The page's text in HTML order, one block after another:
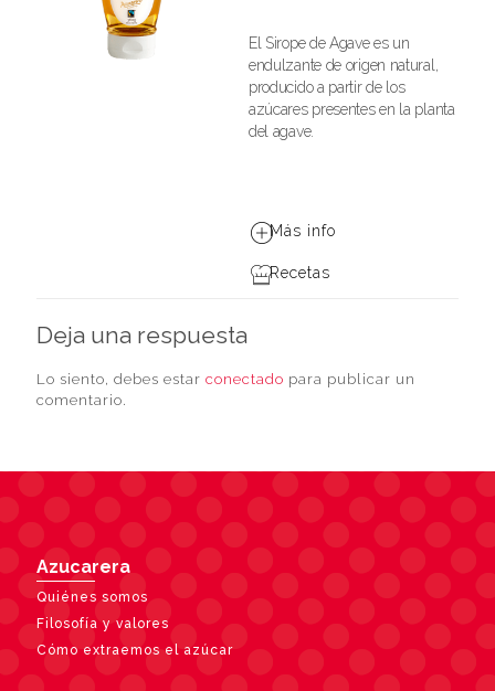
El Sirope de Agave es un
endulzante de origen natural,
producido a partir de los
azúcares presentes en la planta
del agave.
Más info
Recetas
Deja una respuesta
Lo siento, debes estar conectado para publicar un
comentario.
Azucarera
Quiénes somos
Filosofía y valores
Cómo extraemos el azúcar